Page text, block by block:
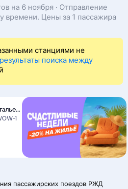
на 6 ноября · Отправление
времени. Цены за 1 пассажира
станциями не
результаты поиска между
1
пассажирских поездов РЖД